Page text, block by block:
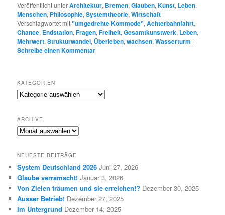
Veröffentlicht unterArchitektur, Bremen,Glauben,Kunst, Leben,
Menschen, Philosophie,Systemtheorie,Wirtschaft |
Verschlagwortet mit"umgedrehte Kommode",Achterbahnfahrt,
Chance, Endstation,Fragen,Freiheit,Gesamtkunstwerk, Leben,
Mehrwert,Strukturwandel, Überleben,wachsen,Wasserturm |
Schreibe einen Kommentar
KATEGORIEN
K
e
g
r
e
n
ARCHIVE
A
H
I
V
E
NEUESTE BEITRÄGE
System Deutschland 2026 Juni 27, 2026
Glaube verramscht! Januar 3, 2026
Von Zielen träumen und sie erreichen!? Dezember 30, 2025
Ausser Betrieb! Dezember 27, 2025
Im Untergrund Dezember 14, 2025